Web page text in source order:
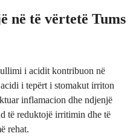
në të vërtetë Tums
i acidit kontribuon në
i tepërt i stomakut irriton
inflamacion dhe ndjenjë
të reduktojë irritimin dhe të
rehat.